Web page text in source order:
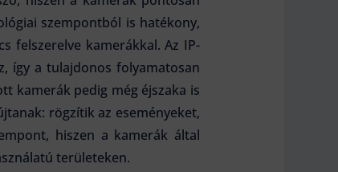
szempontból is hatékony,
felszerelve kamerákkal. Az IP-
így a tulajdonos folyamatosan
kamerák pedig még éjszaka is
rögzítik az eseményeket,
hiszen a kamerák által
területeken.